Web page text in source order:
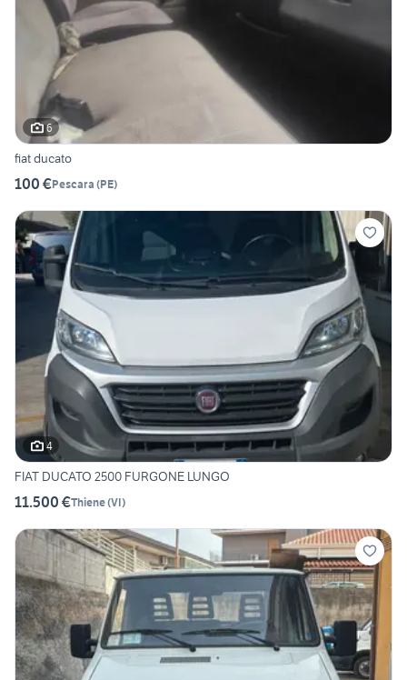
6
fiat ducato
100 €Pescara (PE)
4
FIAT DUCATO 2500 FURGONE LUNGO
11.500 €Thiene(VI)